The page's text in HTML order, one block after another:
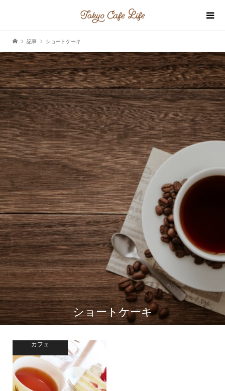
記事 ショートケーキ
ショートケーキ
カフェ